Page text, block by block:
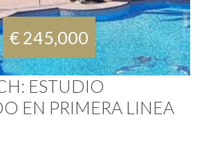
€ 245,000
ESTUDIO
EN PRIMERA LINEA